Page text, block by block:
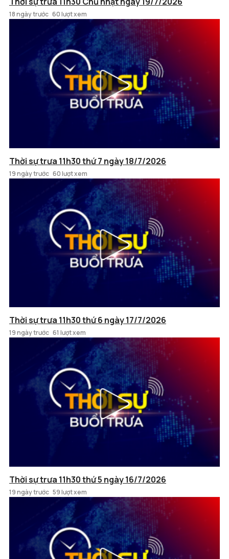
18 ngày trước 60 lượt xem
Thời sự trưa 11h30 thứ 7 ngày 18/7/2026
19 ngày trước 60 lượt xem
Thời sự trưa 11h30 thứ 6 ngày 17/7/2026
19 ngày trước 61 lượt xem
Thời sự trưa 11h30 thứ 5 ngày 16/7/2026
19 ngày trước 59 lượt xem